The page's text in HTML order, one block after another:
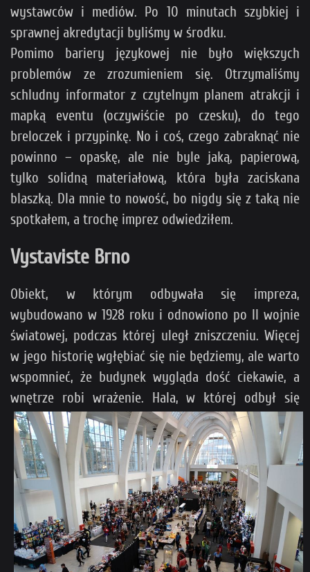
wystawców i mediów. Po 10 minutach szybkiej i
sprawnej akredytacji byliśmy w środku.
Pomimo bariery językowej nie było większych
problemów ze zrozumieniem się. Otrzymaliśmy
schludny informator z czytelnym planem atrakcji i
mapką eventu (oczywiście po czesku), do tego
breloczek i przypinkę. No i coś, czego zabraknąć nie
powinno – opaskę, ale nie byle jaką, papierową,
tylko solidną materiałową, która była zaciskana
blaszką. Dla mnie to nowość, bo nigdy się z taką nie
spotkałem, a trochę imprez odwiedziłem.
Vystaviste Brno
Obiekt, w którym odbywała się impreza,
wybudowano w 1928 roku i odnowiono po II wojnie
światowej, podczas której uległ zniszczeniu. Więcej
w jego historię wgłębiać się nie będziemy, ale warto
wspomnieć, że budynek wygląda dość ciekawie, a
wnętrze robi wrażenie. Hala, w której odbył się